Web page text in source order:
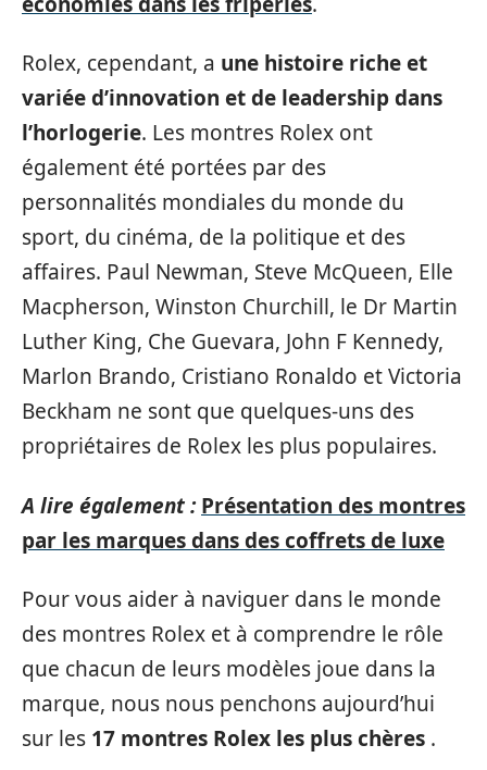
Rolex, cependant, a une histoire riche et
variée d’innovation et de leadership dans
l’horlogerie. Les montres Rolex ont
également été portées par des
personnalités mondiales du monde du
sport, du cinéma, de la politique et des
affaires. Paul Newman, Steve McQueen, Elle
Macpherson, Winston Churchill, le Dr Martin
Luther King, Che Guevara, John F Kennedy,
Marlon Brando, Cristiano Ronaldo et Victoria
Beckham ne sont que quelques-uns des
propriétaires de Rolex les plus populaires.
A lire également : Présentation des montres
par les marques dans des coffrets de luxe
Pour vous aider à naviguer dans le monde
des montres Rolex et à comprendre le rôle
que chacun de leurs modèles joue dans la
marque, nous nous penchons aujourd’hui
sur les 17 montres Rolex les plus chères .